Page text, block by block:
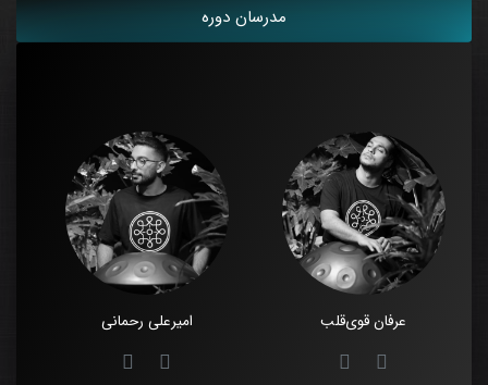
مدرسان دوره
عرفان قوی‌قلب امیرعلی رحمانی